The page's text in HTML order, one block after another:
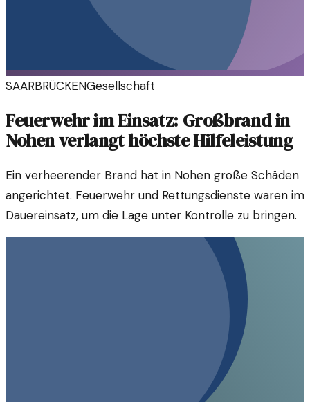
SAARBRÜCKENGesellschaft
Feuerwehr im Einsatz: Großbrand in
Nohen verlangt höchste Hilfeleistung
Ein verheerender Brand hat in Nohen große Schäden
angerichtet. Feuerwehr und Rettungsdienste waren im
Dauereinsatz, um die Lage unter Kontrolle zu bringen.